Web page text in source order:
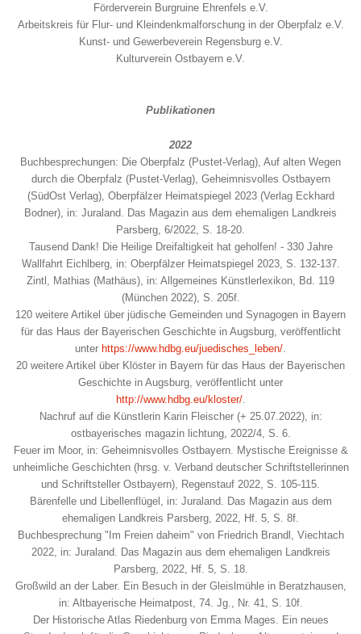
Förderverein Burgruine Ehrenfels e.V.
Arbeitskreis für Flur- und Kleindenkmalforschung in der Oberpfalz e.V.
Kunst- und Gewerbeverein Regensburg e.V.
Kulturverein Ostbayern e.V.
Publikationen
2022
Buchbesprechungen: Die Oberpfalz (Pustet-Verlag), Auf alten Wegen
durch die Oberpfalz (Pustet-Verlag), Geheimnisvolles Ostbayern
(SüdOst Verlag), Oberpfälzer Heimatspiegel 2023 (Verlag Eckhard
Bodner), in: Juraland. Das Magazin aus dem ehemaligen Landkreis
Parsberg, 6/2022, S. 18-20.
Tausend Dank! Die Heilige Dreifaltigkeit hat geholfen! - 330 Jahre
Wallfahrt Eichlberg, in: Oberpfälzer Heimatspiegel 2023, S. 132-137.
Zintl, Mathias (Mathäus), in: Allgemeines Künstlerlexikon, Bd. 119
(München 2022), S. 205f.
120 weitere Artikel über jüdische Gemeinden und Synagogen in Bayern
für das Haus der Bayerischen Geschichte in Augsburg, veröffentlicht
unter https://www.hdbg.eu/juedisches_leben/.
20 weitere Artikel über Klöster in Bayern für das Haus der Bayerischen
Geschichte in Augsburg, veröffentlicht unter
http://www.hdbg.eu/kloster/.
Nachruf auf die Künstlerin Karin Fleischer (+ 25.07.2022), in:
ostbayerisches magazin lichtung, 2022/4, S. 6.
Feuer im Moor, in: Geheimnisvolles Ostbayern. Mystische Ereignisse &
unheimliche Geschichten (hrsg. v. Verband deutscher Schriftstellerinnen
und Schriftsteller Ostbayern), Regenstauf 2022, S. 105-115.
Bärenfelle und Libellenflügel, in: Juraland. Das Magazin aus dem
ehemaligen Landkreis Parsberg, 2022, Hf. 5, S. 8f.
Buchbesprechung "Im Freien daheim" von Friedrich Brandl, Viechtach
2022, in: Juraland. Das Magazin aus dem ehemaligen Landkreis
Parsberg, 2022, Hf. 5, S. 18.
Großwild an der Laber. Ein Besuch in der Gleislmühle in Beratzhausen,
in: Altbayerische Heimatpost, 74. Jg., Nr. 41, S. 10f.
Der Historische Atlas Riedenburg von Emma Mages. Ein neues